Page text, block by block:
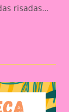
risadas…